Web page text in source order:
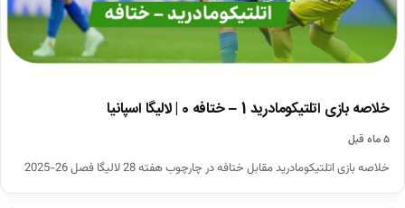
خلاصه بازی اتلتیکومادرید 1 – ختافه 0 | لالیگا اسپانیا
۵ ماه قبل
خلاصه بازی اتلتیکومادرید مقابل ختافه در چارچوب هفته 28 لالیگا فصل 26-2025